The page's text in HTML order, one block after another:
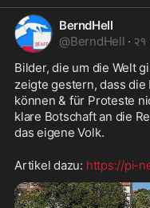
BerndHell
@BerndHell ·
Bilder, die um die Welt
zeigte gestern, dass die
können & für Proteste
klare Botschaft an die
das eigene Volk.
Artikel dazu: https://pi-